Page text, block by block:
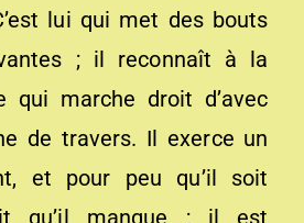
lui qui met des bouts
; il reconnaît à la
qui marche droit d’avec
de travers. Il exerce un
et pour peu qu’il soit
qu’il manque ; il est